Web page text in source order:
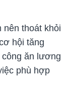
nên thoát khỏi
hội tăng
ăn lương
phù hợp